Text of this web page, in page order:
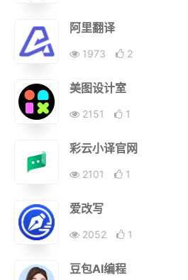
阿里翻译
1973 2
美图设计室
2151 1
彩云小译官网
2101 1
爱改写
2052 1
豆包AI编程